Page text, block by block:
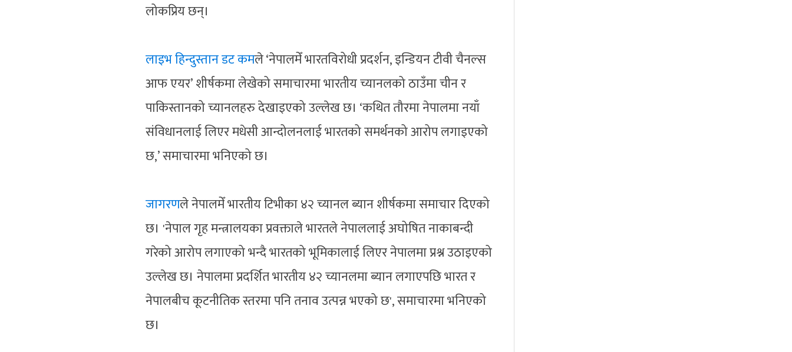
लोकप्रिय छन्।
लाइभ हिन्दुस्तान डट कमले ‘नेपालमेँ भारतविरोधी प्रदर्शन, इन्डियन टीवी चैनल्स
आफ एयर’ शीर्षकमा लेखेको समाचारमा भारतीय च्यानलको ठाउँमा चीन र
पाकिस्तानको च्यानलहरु देखाइएको उल्लेख छ। ‘कथित तौरमा नेपालमा नयाँ
संविधानलाई लिएर मधेसी आन्दोलनलाई भारतको समर्थनको आरोप लगाइएको
छ,’ समाचारमा भनिएको छ।
जागरणले नेपालमेँ भारतीय टिभीका ४२ च्यानल ब्यान शीर्षकमा समाचार दिएको
छ। 'नेपाल गृह मन्त्रालयका प्रवक्ताले भारतले नेपाललाई अघोषित नाकाबन्दी
गरेको आरोप लगाएको भन्दै भारतको भूमिकालाई लिएर नेपालमा प्रश्न उठाइएको
उल्लेख छ। नेपालमा प्रदर्शित भारतीय ४२ च्यानलमा ब्यान लगाएपछि भारत र
नेपालबीच कूटनीतिक स्तरमा पनि तनाव उत्पन्न भएको छ', समाचारमा भनिएको
छ।